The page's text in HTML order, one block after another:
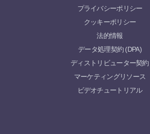
プライバシーポリシー
クッキーポリシー
法的情報
データ処理契約 (DPA)
ディストリビューター契約
マーケティングリソース
ビデオチュートリアル